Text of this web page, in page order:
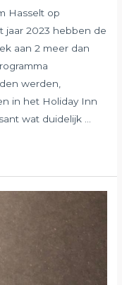
Hasselt op
jaar 2023 hebben de
aan 2 meer dan
werden,
in het Holiday Inn
wat duidelijk …